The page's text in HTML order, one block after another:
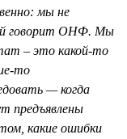
мы не
говорит ОНФ. Мы
– это какой-то
то
— когда
предъявлены
какие ошибки